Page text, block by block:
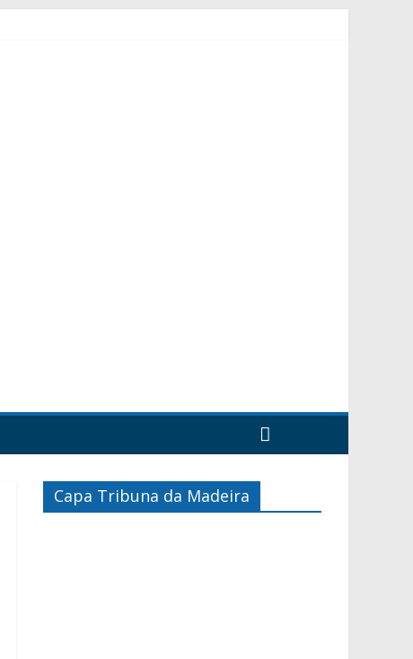
Capa Tribuna da Madeira